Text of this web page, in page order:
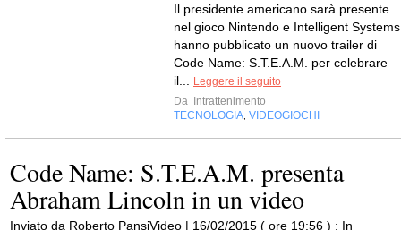
Il presidente americano sarà presente
nel gioco Nintendo e Intelligent Systems
hanno pubblicato un nuovo trailer di
Code Name: S.T.E.A.M. per celebrare
il...
Leggere il seguito
Da
Intrattenimento
TECNOLOGIA VIDEOGIOCHI
Code Name: S.T.E.A.M. presenta
Abraham Lincoln in un video
Inviato da Roberto PansiVideo | 16/02/2015 ( ore 19:56 ) : In